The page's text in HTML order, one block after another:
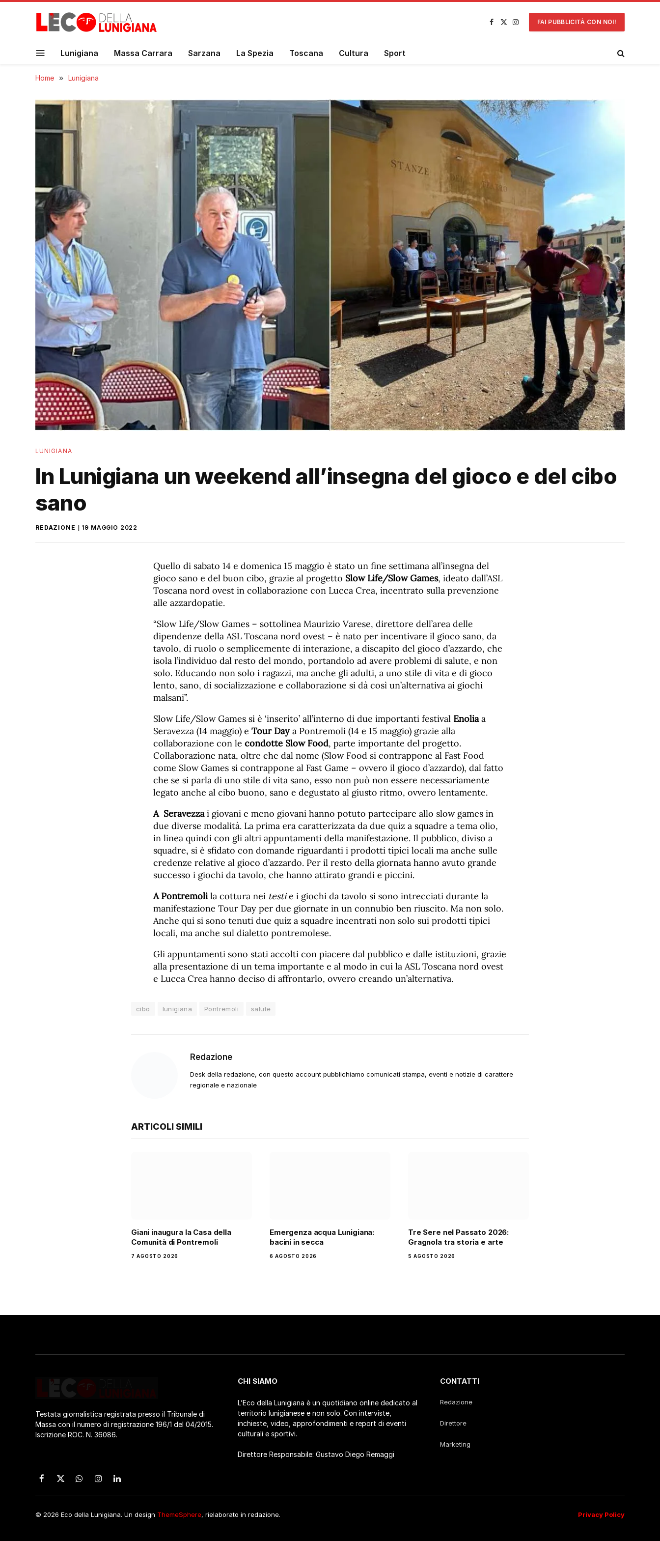
Facebook
X
Instagram
FAI PUBBLICITÀ CON NOI!
Lunigiana Massa Carrara Sarzana La Spezia Toscana Cultura Sport
Home » Lunigiana
LUNIGIANA
In Lunigiana un weekend all’insegna del gioco e del cibo
sano
REDAZIONE 19 MAGGIO 2022
Quello di sabato 14 e domenica 15 maggio è stato un fine settimana all’insegna del
gioco sano e del buon cibo, grazie al progetto Slow Life/Slow Games, ideato dall’ASL
Toscana nord ovest in collaborazione con Lucca Crea, incentrato sulla prevenzione
alle azzardopatie.
“Slow Life/Slow Games – sottolinea Maurizio Varese, direttore dell’area delle
dipendenze della ASL Toscana nord ovest – è nato per incentivare il gioco sano, da
tavolo, di ruolo o semplicemente di interazione, a discapito del gioco d’azzardo, che
isola l’individuo dal resto del mondo, portandolo ad avere problemi di salute, e non
solo. Educando non solo i ragazzi, ma anche gli adulti, a uno stile di vita e di gioco
lento, sano, di socializzazione e collaborazione si dà così un’alternativa ai giochi
malsani”.
Slow Life/Slow Games si è ‘inserito’ all’interno di due importanti festival Enoliaa
Seravezza (14 maggio) e Tour Daya Pontremoli (14 e 15 maggio) grazie alla
collaborazione con le condotte Slow Food, parte importante del progetto.
Collaborazione nata, oltre che dal nome (Slow Food si contrappone al Fast Food
come Slow Games si contrappone al Fast Game – ovvero il gioco d’azzardo), dal fatto
che se si parla di uno stile di vita sano, esso non può non essere necessariamente
legato anche al cibo buono, sano e degustato al giusto ritmo, ovvero lentamente.
A Seravezzai giovani e meno giovani hanno potuto partecipare allo slow games in
due diverse modalità. La prima era caratterizzata da due quiz a squadre a tema olio,
in linea quindi con gli altri appuntamenti della manifestazione. Il pubblico, diviso a
squadre, si è sfidato con domande riguardanti i prodotti tipici locali ma anche sulle
credenze relative al gioco d’azzardo. Per il resto della giornata hanno avuto grande
successo i giochi da tavolo, che hanno attirato grandi e piccini.
A Pontremolila cottura nei testie i giochi da tavolo si sono intrecciati durante la
manifestazione Tour Day per due giornate in un connubio ben riuscito. Ma non solo.
Anche qui si sono tenuti due quiz a squadre incentrati non solo sui prodotti tipici
locali, ma anche sul dialetto pontremolese.
Gli appuntamenti sono stati accolti con piacere dal pubblico e dalle istituzioni, grazie
alla presentazione di un tema importante e al modo in cui la ASL Toscana nord ovest
e Lucca Crea hanno deciso di affrontarlo, ovvero creando un’alternativa.
cibo lunigiana Pontremoli salute
Redazione
Desk della redazione, con questo account pubblichiamo comunicati stampa, eventi e notizie di carattere
regionale e nazionale
ARTICOLI SIMILI
Giani inaugura la Casa della
Comunità di Pontremoli
7 AGOSTO 2026
Emergenza acqua Lunigiana:
bacini in secca
6 AGOSTO 2026
Tre Sere nel Passato 2026:
Gragnola tra storia e arte
5 AGOSTO 2026
Testata giornalistica registrata presso il Tribunale di
Massa con il numero di registrazione 196/1 del 04/2015.
Iscrizione ROC. N. 36086.
CHI SIAMO
L’Eco della Lunigiana è un quotidiano online dedicato al
territorio lunigianese e non solo. Con interviste,
inchieste, video, approfondimenti e report di eventi
culturali e sportivi.
Direttore Responsabile: Gustavo Diego Remaggi
CONTATTI
Redazione
Direttore
Marketing
Facebook
X
(Twitter)
WhatsApp
Instagram
LinkedIn
© 2026 Eco della Lunigiana. Un design ThemeSphere, rielaborato in redazione. Privacy Policy